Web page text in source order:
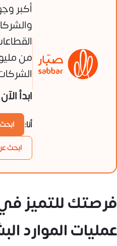
أكبر
من
ابدأ
أنا:
ابحث
فرصتك للتميز
عمليات الموارد